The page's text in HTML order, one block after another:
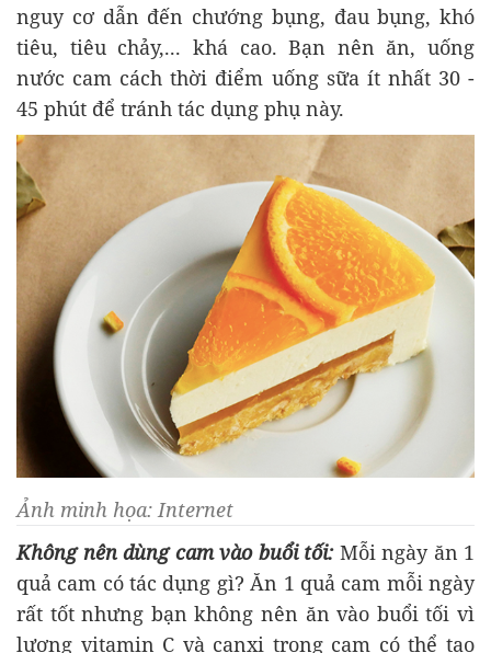
nguy cơ dẫn đến chướng bụng, đau bụng, khó
tiêu, tiêu chảy,... khá cao. Bạn nên ăn, uống
nước cam cách thời điểm uống sữa ít nhất 30 -
45 phút để tránh tác dụng phụ này.
Ảnh minh họa: Internet
Không nên dùng cam vào buổi tối: Mỗi ngày ăn 1
quả cam có tác dụng gì? Ăn 1 quả cam mỗi ngày
rất tốt nhưng bạn không nên ăn vào buổi tối vì
lượng vitamin C và canxi trong cam có thể tạo